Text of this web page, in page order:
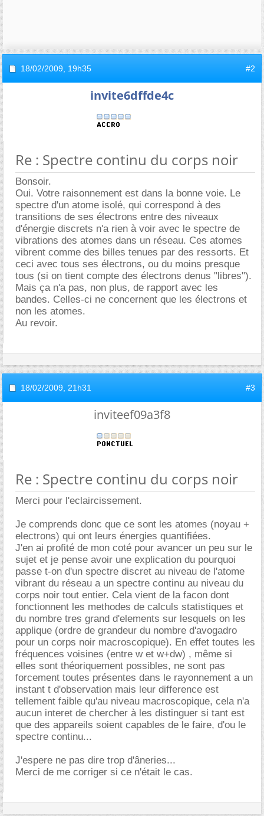
18/02/2009, 19h35 #2
invite6dffde4c
Re : Spectre continu du corps noir
Bonsoir.
Oui. Votre raisonnement est dans la bonne voie. Le
spectre d'un atome isolé, qui correspond à des
transitions de ses électrons entre des niveaux
d'énergie discrets n'a rien à voir avec le spectre de
vibrations des atomes dans un réseau. Ces atomes
vibrent comme des billes tenues par des ressorts. Et
ceci avec tous ses électrons, ou du moins presque
tous (si on tient compte des électrons denus "libres").
Mais ça n'a pas, non plus, de rapport avec les
bandes. Celles-ci ne concernent que les électrons et
non les atomes.
Au revoir.
18/02/2009, 21h31 #3
inviteef09a3f8
Re : Spectre continu du corps noir
Merci pour l'eclaircissement.
Je comprends donc que ce sont les atomes (noyau +
electrons) qui ont leurs énergies quantifiées.
J'en ai profité de mon coté pour avancer un peu sur le
sujet et je pense avoir une explication du pourquoi
passe t-on d'un spectre discret au niveau de l'atome
vibrant du réseau a un spectre continu au niveau du
corps noir tout entier. Cela vient de la facon dont
fonctionnent les methodes de calculs statistiques et
du nombre tres grand d'elements sur lesquels on les
applique (ordre de grandeur du nombre d'avogadro
pour un corps noir macroscopique). En effet toutes les
fréquences voisines (entre w et w+dw) , même si
elles sont théoriquement possibles, ne sont pas
forcement toutes présentes dans le rayonnement a un
instant t d'observation mais leur difference est
tellement faible qu'au niveau macroscopique, cela n'a
aucun interet de chercher à les distinguer si tant est
que des appareils soient capables de le faire, d'ou le
spectre continu...
J'espere ne pas dire trop d'âneries...
Merci de me corriger si ce n'était le cas.